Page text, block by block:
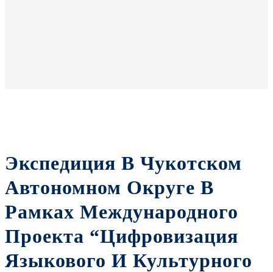
Экспедиция В Чукотском
Автономном Округе В
Рамках Международного
Проекта “Цифровизация
Языкового И Культурного